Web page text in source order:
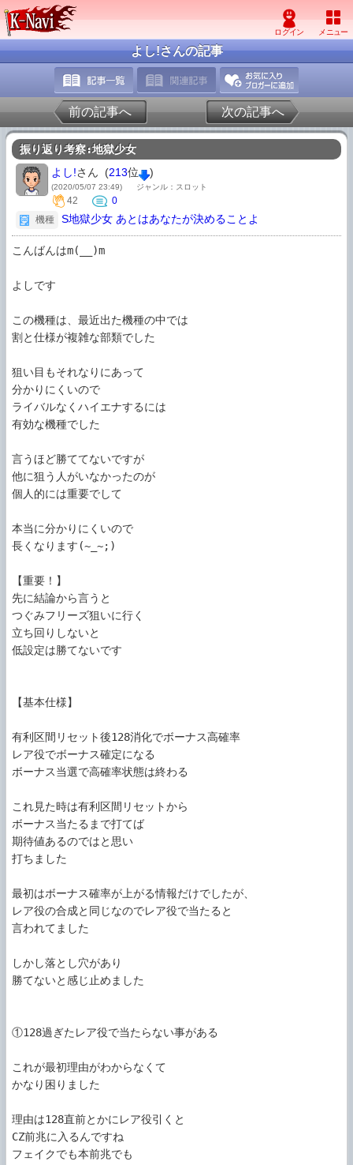
よし!さんの記事
前の記事へ 次の記事へ
振り返り考察:地獄少女
よし!さん (213位 )
(2020/05/07 23:49) ジャンル：スロット
42
0
機種
S地獄少女 あとはあなたが決めることよ
こんばんはm(__)m
よしです
この機種は、最近出た機種の中では
割と仕様が複雑な部類でした
狙い目もそれなりにあって
分かりにくいので
ライバルなくハイエナするには
有効な機種でした
言うほど勝ててないですが
他に狙う人がいなかったのが
個人的には重要でして
本当に分かりにくいので
長くなります(~_~;)
【重要！】
先に結論から言うと
つぐみフリーズ狙いに行く
立ち回りしないと
低設定は勝てないです
【基本仕様】
有利区間リセット後128消化でボーナス高確率
レア役でボーナス確定になる
ボーナス当選で高確率状態は終わる
これ見た時は有利区間リセットから
ボーナス当たるまで打てば
期待値あるのではと思い
打ちました
最初はボーナス確率が上がる情報だけでしたが、
レア役の合成と同じなのでレア役で当たると
言われてました
しかし落とし穴があり
勝てないと感じ止めました
①128過ぎたレア役で当たらない事がある
これが最初理由がわからなくて
かなり困りました
理由は128直前とかにレア役引くと
CZ前兆に入るんですね
フェイクでも本前兆でも